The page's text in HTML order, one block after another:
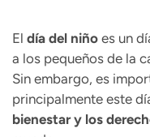
El día del niño es un
a los pequeños de la
Sin embargo, es
principalmente este
bienestar y los